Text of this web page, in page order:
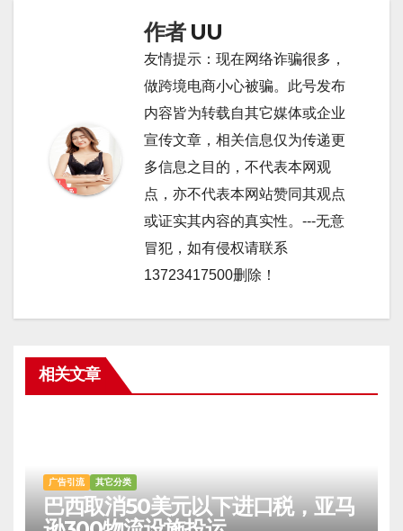
作者 UU
友情提示：现在网络诈骗很多，
做跨境电商小心被骗。此号发布
内容皆为转载自其它媒体或企业
宣传文章，相关信息仅为传递更
多信息之目的，不代表本网观
点，亦不代表本网站赞同其观点
或证实其内容的真实性。---无意
冒犯，如有侵权请联系
13723417500删除！
相关文章
广告引流 其它分类
巴西取消50美元以下进口税，亚马